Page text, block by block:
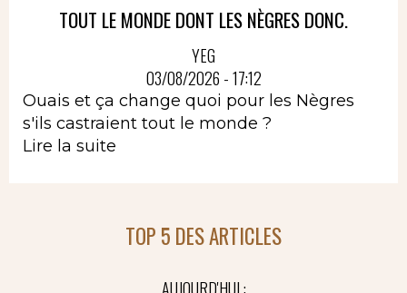
TOUT LE MONDE DONT LES NÈGRES DONC.
YEG
03/08/2026 - 17:12
Ouais et ça change quoi pour les Nègres
s'ils castraient tout le monde ?
Lire la suite
TOP 5 DES ARTICLES